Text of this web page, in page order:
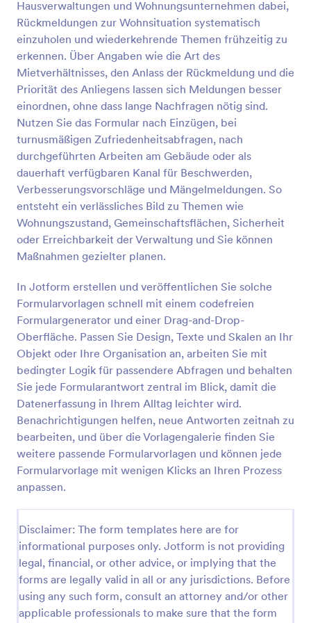
Hausverwaltungen und Wohnungsunternehmen dabei,
Rückmeldungen zur Wohnsituation systematisch
einzuholen und wiederkehrende Themen frühzeitig zu
erkennen. Über Angaben wie die Art des
Mietverhältnisses, den Anlass der Rückmeldung und die
Priorität des Anliegens lassen sich Meldungen besser
einordnen, ohne dass lange Nachfragen nötig sind.
Nutzen Sie das Formular nach Einzügen, bei
turnusmäßigen Zufriedenheitsabfragen, nach
durchgeführten Arbeiten am Gebäude oder als
dauerhaft verfügbaren Kanal für Beschwerden,
Verbesserungsvorschläge und Mängelmeldungen. So
entsteht ein verlässliches Bild zu Themen wie
Wohnungszustand, Gemeinschaftsflächen, Sicherheit
oder Erreichbarkeit der Verwaltung und Sie können
Maßnahmen gezielter planen.
In Jotform erstellen und veröffentlichen Sie solche
Formularvorlagen schnell mit einem codefreien
Formulargenerator und einer Drag-and-Drop-
Oberfläche. Passen Sie Design, Texte und Skalen an Ihr
Objekt oder Ihre Organisation an, arbeiten Sie mit
bedingter Logik für passendere Abfragen und behalten
Sie jede Formularantwort zentral im Blick, damit die
Datenerfassung in Ihrem Alltag leichter wird.
Benachrichtigungen helfen, neue Antworten zeitnah zu
bearbeiten, und über die Vorlagengalerie finden Sie
weitere passende Formularvorlagen und können jede
Formularvorlage mit wenigen Klicks an Ihren Prozess
anpassen.
Disclaimer: The form templates here are for
informational purposes only. Jotform is not providing
legal, financial, or other advice, or implying that the
forms are legally valid in all or any jurisdictions. Before
using any such form, consult an attorney and/or other
applicable professionals to make sure that the form
Mietübergabeprotokoll kann auch von
Apartmentmanagern verwendet werden, um den
Zustand von Mietobjekten zu dokumentieren und
alle erforderlichen Reparaturen zu dokumentieren.
Ob Sie Vermieter oder Wartungstechniker sind,
verwenden Sie diese kostenlose Vorlage für ein
Formular für ein Mietübergabeprotokoll, um
Inspektionsberichte zu erstellen und zu
archivieren.Passen Sie das Formular einfach an Ihre
eigenen Angaben an, fügen Sie die Informationen
Ihres Mieters hinzu und betten Sie es dann in Ihre
Seite ein oder teilen Sie es über einen Link. Mit der
kostenlosen und leistungsstarken
Formulargenerator-App von Jotform können Sie Ihr
Formular nach Ihren Wünschen gestalten. Mit den
über 100 Integrationen von Jotform können Sie das
Formular auch so einrichten, dass Dokumente direkt
an den Speicherdienst Ihrer Wahl gesendet werden
– so können Sie Wartungsberichte ganz einfach an
einem Ort aufbewahren. Melden Sie sich einfach für
ein Konto an und sehen Sie, wie einfach es ist,
Inspektionsberichte für Ihre Immobilie zu erstellen!
Vorschau
Inventar Und Zustandsformular Für Möblierte Mietwohnungen
Dokumentieren Sie Wohnungsübergaben in
möblierten Mietwohnungen mit dem Inventar- und
Zustandsformular für möblierte Mietwohnungen von
Jotform, inklusive digitaler Datenerfassung,
Unterschriften und übersichtlicher Verwaltung jeder
Formular-Antwort.
Go to Category:
Formulare für die Immobilienverwaltung
Vorlage verwenden
Vorschau